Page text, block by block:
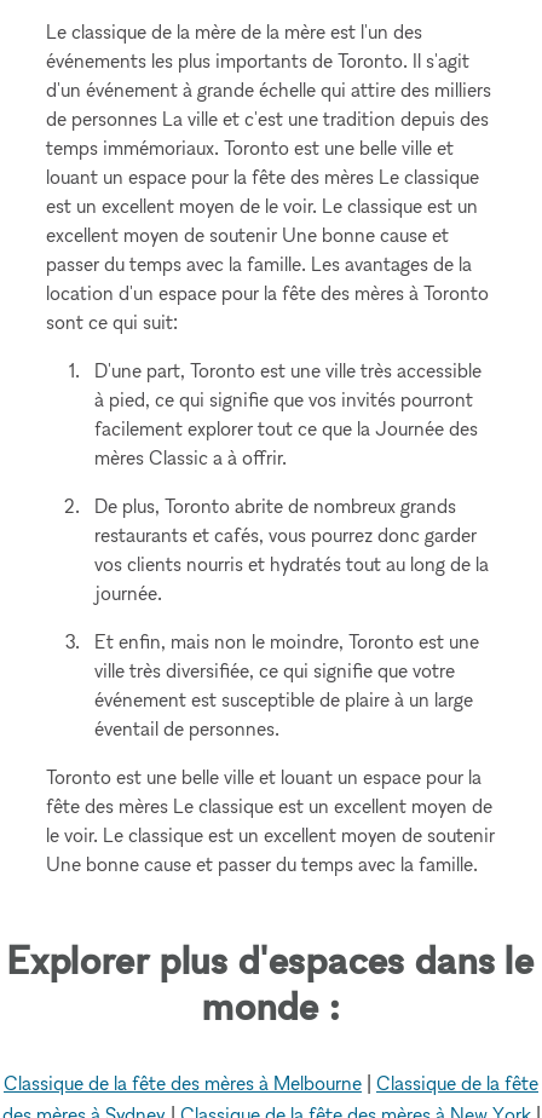
Le classique de la mère de la mère est l'un des
événements les plus importants de Toronto. Il s'agit
d'un événement à grande échelle qui attire des milliers
de personnes La ville et c'est une tradition depuis des
temps immémoriaux. Toronto est une belle ville et
louant un espace pour la fête des mères Le classique
est un excellent moyen de le voir. Le classique est un
excellent moyen de soutenir Une bonne cause et
passer du temps avec la famille. Les avantages de la
location d'un espace pour la fête des mères à Toronto
sont ce qui suit:
D'une part, Toronto est une ville très accessible
à pied, ce qui signifie que vos invités pourront
facilement explorer tout ce que la Journée des
mères Classic a à offrir.
De plus, Toronto abrite de nombreux grands
restaurants et cafés, vous pourrez donc garder
vos clients nourris et hydratés tout au long de la
journée.
Et enfin, mais non le moindre, Toronto est une
ville très diversifiée, ce qui signifie que votre
événement est susceptible de plaire à un large
éventail de personnes.
Toronto est une belle ville et louant un espace pour la
fête des mères Le classique est un excellent moyen de
le voir. Le classique est un excellent moyen de soutenir
Une bonne cause et passer du temps avec la famille.
Explorer plus d'espaces dans le
monde :
Classique de la fête des mères à Melbourne Classique de la fête